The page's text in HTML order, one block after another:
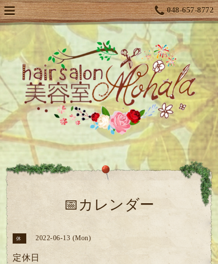
048-657-8772
📅カレンダー
休 2022-06-13 (Mon)
定休日